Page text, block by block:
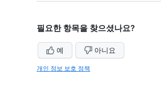
필요한 항목을 찾으셨나요?
예 아니요
개인 정보 보호 정책